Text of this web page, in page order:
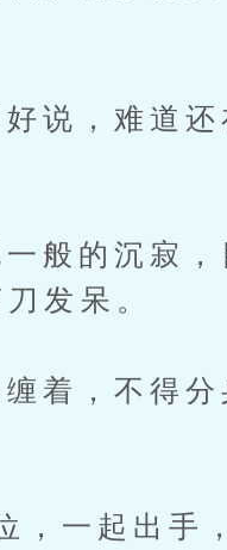
，难道还
的沉寂，
发呆。
，不得分
一起出手